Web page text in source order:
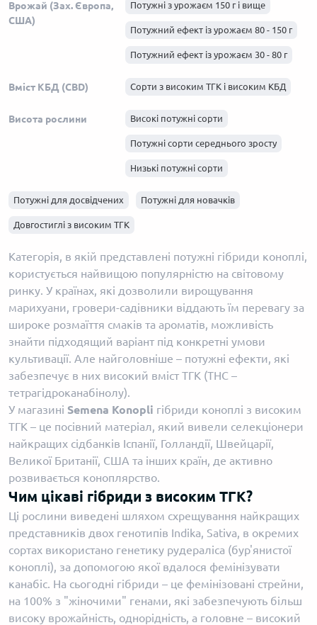
Skunk з високим ТГК
Afghani з високим ТГК
Врожай (Зах. Європа,
США)
Потужні з урожаєм 150 г і вище
Потужний ефект із урожаєм 80 - 150 г
Потужний ефект із урожаєм 30 - 80 г
Вміст КБД (CBD) Сорти з високим ТГК і високим КБД
Висота рослини Високі потужні сорти
Потужні сорти середнього зросту
Низькі потужні сорти
Потужні для досвідчених Потужні для новачків
Довгостиглі з високим ТГК
Категорія, в якій представлені потужні гібриди коноплі,
користується найвищою популярністю на світовому
ринку. У країнах, які дозволили вирощування
марихуани, гровери-садівники віддають їм перевагу за
широке розмаїття смаків та ароматів, можливість
знайти підходящий варіант під конкретні умови
культивації. Але найголовніше – потужні ефекти, які
забезпечує в них високий вміст ТГК (ТНС –
тетрагідроканабінолу).
У магазині Semena Konopli гібриди коноплі з високим
ТГК – це посівний матеріал, який вивели селекціонери
найкращих сідбанків Іспанії, Голландії, Швейцарії,
Великої Британії, США та інших країн, де активно
розвивається коноплярство.
Чим цікаві гібриди з високим ТГК?
Ці рослини виведені шляхом схрещування найкращих
представників двох генотипів Indika, Sativa, в окремих
сортах використано генетику рудераліса (бур'янистої
коноплі), за допомогою якої вдалося фемінізувати
канабіс. На сьогодні гібриди – це фемінізовані стрейни,
на 100% з "жіночими" генами, які забезпечують більш
високу врожайність, однорідність, а головне – високий